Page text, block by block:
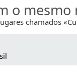
o mesmo
chamados